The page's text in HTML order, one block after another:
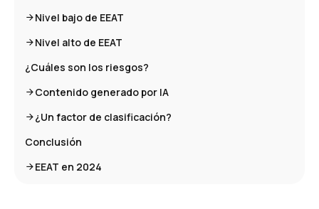
Nivel bajo de EEAT
Nivel alto de EEAT
¿Cuáles son los riesgos?
Contenido generado por IA
¿Un factor de clasificación?
Conclusión
EEAT en 2024